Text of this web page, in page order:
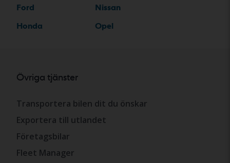
Ford
Honda
Nissan
Opel
Övriga tjänster
Transportera bilen dit du önskar
Exportera till utlandet
Företagsbilar
Fleet Manager